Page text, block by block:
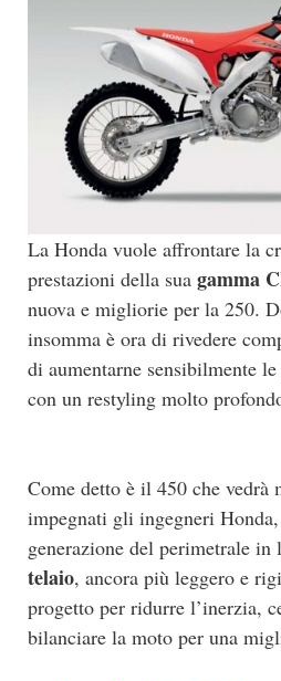
La Honda vuole affrontare la
prestazioni della sua gamma
nuova e migliorie per la 250.
insomma è ora di rivedere
di aumentarne sensibilmente
con un restyling molto
Come detto è il 450 che vedrà
impegnati gli ingegneri
generazione del perimetrale
telaio, ancora più leggero e
progetto per ridurre l’inerzia,
bilanciare la moto per una